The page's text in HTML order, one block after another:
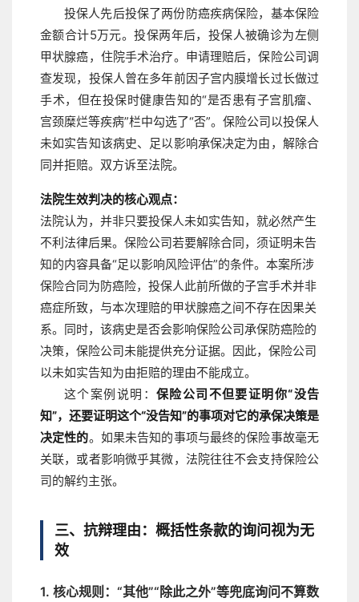
投保人先后投保了两份防癌疾病保险，基本保险
金额合计5万元。投保两年后，投保人被确诊为左侧
甲状腺癌，住院手术治疗。申请理赔后，保险公司调
查发现，投保人曾在多年前因子宫内膜增长过长做过
手术，但在投保时健康告知的“是否患有子宫肌瘤、
宫颈糜烂等疾病”栏中勾选了“否”。保险公司以投保人
未如实告知该病史、足以影响承保决定为由，解除合
同并拒赔。双方诉至法院。
法院生效判决的核心观点：
法院认为，并非只要投保人未如实告知，就必然产生
不利法律后果。保险公司若要解除合同，须证明未告
知的内容具备“足以影响风险评估”的条件。本案所涉
保险合同为防癌险，投保人此前所做的子宫手术并非
癌症所致，与本次理赔的甲状腺癌之间不存在因果关
系。同时，该病史是否会影响保险公司承保防癌险的
决策，保险公司未能提供充分证据。因此，保险公司
以未如实告知为由拒赔的理由不能成立。
这个案例说明： 保险公司不但要证明你“没告
知”，还要证明这个“没告知”的事项对它的承保决策是
决定性的。如果未告知的事项与最终的保险事故毫无
关联，或者影响微乎其微，法院往往不会支持保险公
司的解约主张。
三、抗辩理由：概括性条款的询问视为无
效
1. 核心规则：“其他”“除此之外”等兜底询问不算数